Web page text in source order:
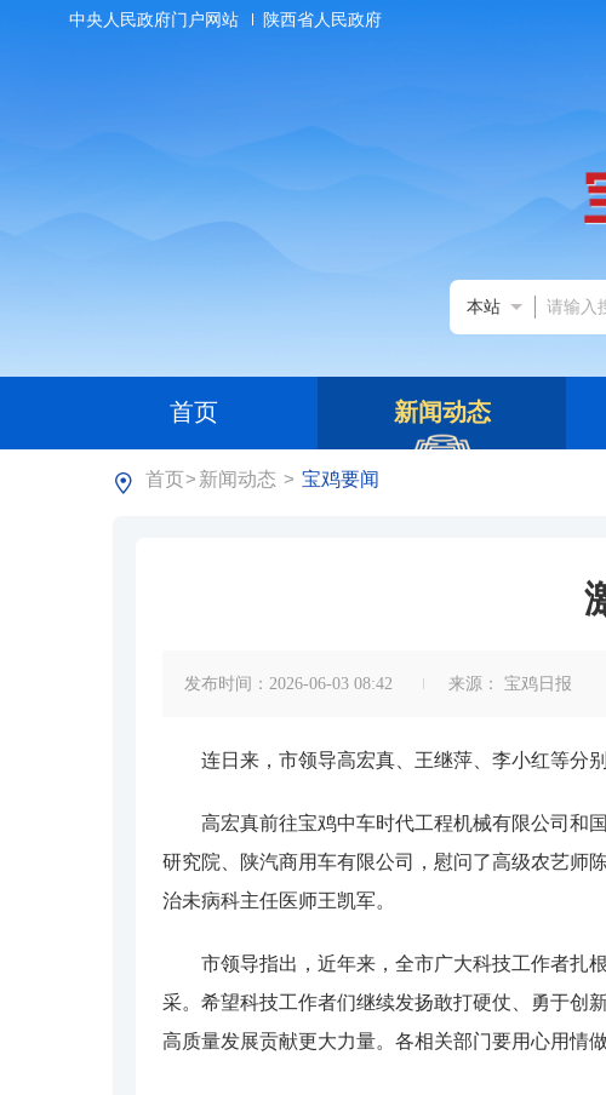
中央人民政府门户网站 陕西省人民政府
本站
首页 新闻动态
首页> 新闻动态 > 宝鸡要闻
发布时间：2026-06-03 08:42 来源： 宝鸡日报
连日来，市领导高宏真、王继萍、李小红等分
高宏真前往宝鸡中车时代工程机械有限公司和
研究院、陕汽商用车有限公司，慰问了高级农艺师
治未病科主任医师王凯军。
市领导指出，近年来，全市广大科技工作者扎
采。希望科技工作者们继续发扬敢打硬仗、勇于创
高质量发展贡献更大力量。各相关部门要用心用情